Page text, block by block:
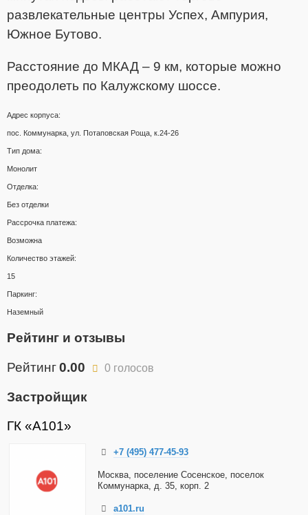
развлекательные центры Успех, Ампурия,
Южное Бутово.
Расстояние до МКАД – 9 км, которые можно
преодолеть по Калужскому шоссе.
Адрес корпуса:
пос. Коммунарка, ул. Потаповская Роща, к.24-26
Тип дома:
Монолит
Отделка:
Без отделки
Рассрочка платежа:
Возможна
Количество этажей:
15
Паркинг:
Наземный
Рейтинг и отзывы
Рейтинг0.00 0 голосов
Застройщик
ГК «А101»
+7 (495) 477-45-93
Москва, поселение Сосенское, поселок
Коммунарка, д. 35, корп. 2
a101.ru